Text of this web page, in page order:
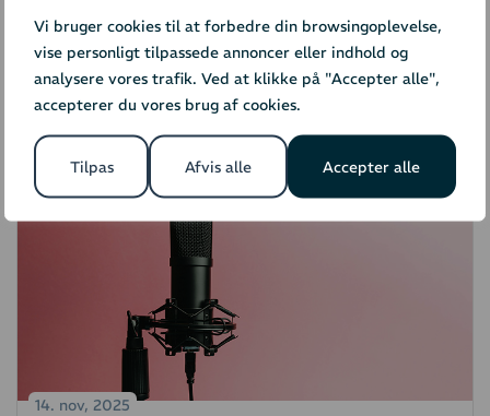
Vi bruger cookies til at forbedre din browsingoplevelse,
vise personligt tilpassede annoncer eller indhold og
analysere vores trafik. Ved at klikke på "Accepter alle",
accepterer du vores brug af cookies.
Tilpas Afvis alle Accepter alle
Læs indlægget
14. nov, 2025